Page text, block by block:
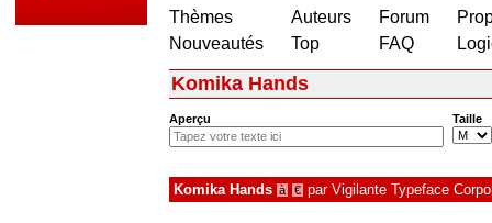
Thèmes
Nouveautés
Auteurs
Top
Forum
FAQ
Komika Hands
Aperçu Taille
Komika Hands à € par Vigilante Typeface